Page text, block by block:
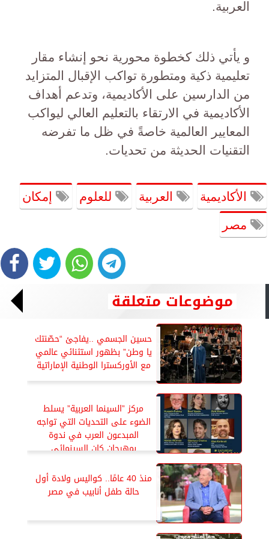
العربية.
و يأتي ذلك كخطوة محورية نحو إنشاء مقار
تعليمية ذكية ومتطورة تواكب الإقبال المتزايد
من الدارسين على الأكاديمية، وتدعم أهداف
الأكاديمية في الارتقاء بالتعليم العالي ليواكب
المعايير العالمية خاصةً في ظل ما تفرضه
التقنيات الحديثة من تحديات.
الأكاديمية العربية للعلوم إمكان
مصر
موضوعات متعلقة
حسين الجسمي ..يفاجئ “حصّنتك
يا وطن” بظهور استثنائي عالمي
مع الأوركسترا الوطنية الإماراتية
مركز ”السينما العربية” يسلط
الضوء على التحديات التي تواجه
المبدعون العرب في ندوة
بمهرجان كان السينمائي
منذ 40 عامًا.. كواليس ولادة أول
حالة طفل أنابيب في مصر